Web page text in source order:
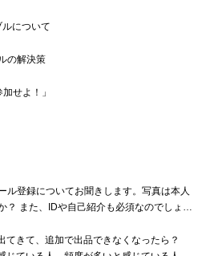
について
の解決策
せよ！」
ル登録についてお聞きします。写真は本人
？ また、IDや自己紹介も必須なのでしょう
てきて、追加で出品できなくなったら？